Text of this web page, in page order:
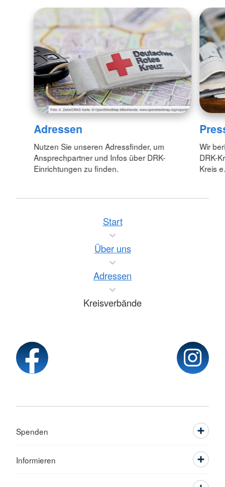
Adressen
Nutzen Sie unseren Adressfinder, um
Ansprechpartner und Infos über DRK-
Einrichtungen zu finden.
Wir
DRK-
Kreis
Start
Über uns
Adressen
Kreisverbände
Spenden
Informieren